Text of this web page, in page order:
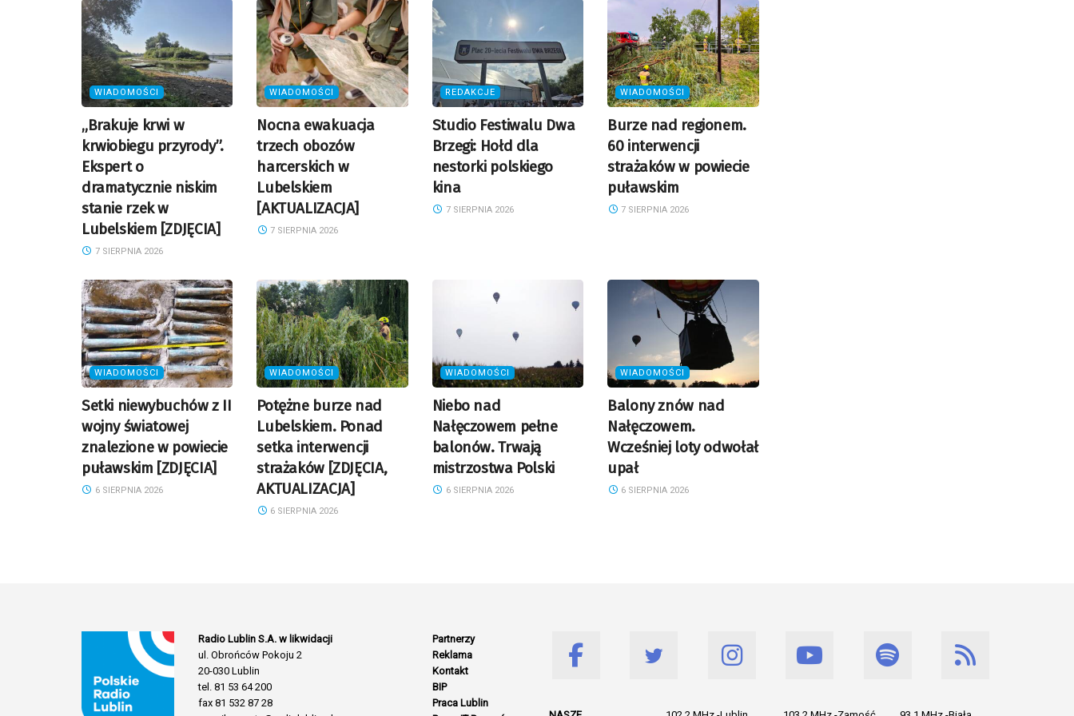
WIADOMOŚCI
„Brakuje krwi w
krwiobiegu przyrody”.
Ekspert o
dramatycznie niskim
stanie rzek w
Lubelskiem [ZDJĘCIA]
7 SIERPNIA 2026
WIADOMOŚCI
Nocna ewakuacja
trzech obozów
harcerskich w
Lubelskiem
[AKTUALIZACJA]
7 SIERPNIA 2026
REDAKCJE
Studio Festiwalu Dwa
Brzegi: Hołd dla
nestorki polskiego
kina
7 SIERPNIA 2026
WIADOMOŚCI
Burze nad regionem.
60 interwencji
strażaków w powiecie
puławskim
7 SIERPNIA 2026
WIADOMOŚCI
Setki niewybuchów z II
wojny światowej
znalezione w powiecie
puławskim [ZDJĘCIA]
6 SIERPNIA 2026
WIADOMOŚCI
Potężne burze nad
Lubelskiem. Ponad
setka interwencji
strażaków [ZDJĘCIA,
AKTUALIZACJA]
6 SIERPNIA 2026
WIADOMOŚCI
Niebo nad
Nałęczowem pełne
balonów. Trwają
mistrzostwa Polski
6 SIERPNIA 2026
WIADOMOŚCI
Balony znów nad
Nałęczowem.
Wcześniej loty odwołał
upał
6 SIERPNIA 2026
Radio Lublin S.A. w likwidacji
ul. Obrońców Pokoju 2
20-030 Lublin
tel. 81 53 64 200
fax 81 532 87 28
Partnerzy
Reklama
Kontakt
BIP
Praca Lublin